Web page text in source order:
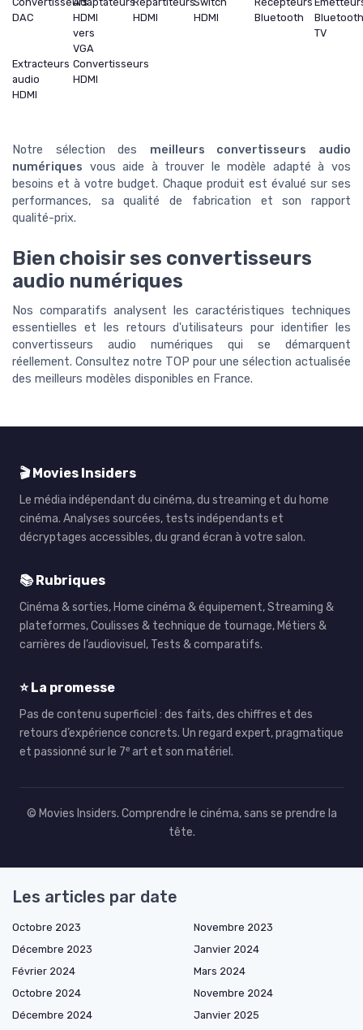
DAC
HDMI
vers
VGA
HDMI
HDMI
Bluetooth
TV
Extracteurs
audio
HDMI
Convertisseurs
HDMI
Notre sélection des meilleurs convertisseurs audio
numériques vous aide à trouver le modèle adapté à vos
besoins et à votre budget. Chaque produit est évalué sur ses
performances, sa qualité de fabrication et son rapport
qualité-prix.
Bien choisir ses convertisseurs
audio numériques
Nos comparatifs analysent les caractéristiques techniques
essentielles et les retours d'utilisateurs pour identifier les
convertisseurs audio numériques qui se démarquent
réellement. Consultez notre TOP pour une sélection actualisée
des meilleurs modèles disponibles en France.
🎬 Movies Insiders
Le média indépendant du cinéma, du streaming et du home
cinéma. Analyses sourcées, tests indépendants et
décryptages accessibles, du grand écran à votre salon.
📚 Rubriques
Cinéma & sorties, Home cinéma & équipement, Streaming &
plateformes, Coulisses & technique de tournage, Métiers &
carrières de l’audiovisuel, Tests & comparatifs.
⭐ La promesse
Pas de contenu superficiel : des faits, des chiffres et des
retours d’expérience concrets. Un regard expert, pragmatique
et passionné sur le 7ᵉ art et son matériel.
© Movies Insiders. Comprendre le cinéma, sans se prendre la
tête.
Les articles par date
Octobre 2023
Novembre 2023
Décembre 2023
Janvier 2024
Février 2024
Mars 2024
Octobre 2024
Novembre 2024
Décembre 2024
Janvier 2025